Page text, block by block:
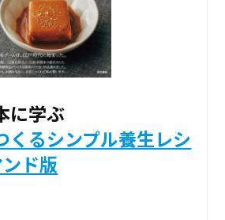
に学ぶ
くるシンプル養生レシ
ド版